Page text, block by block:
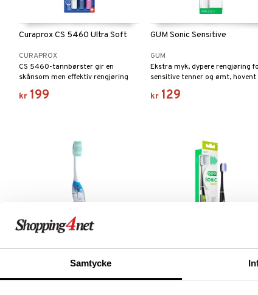
Samtycke
Curaprox CS 5460 Ultra Soft
CURAPROX
CS 5460-tannbørster gir en
skånsom men effektiv rengjøring
med ultramyke børstehår.
kr 199
GUM Sonic Sensitive
GUM
Ekstra myk, dypere rengjøring
sensitive tenner og ømt, hovent
tannkjøtt.
kr 129
GUM Resetandborste
GUM ActiVital Sonic